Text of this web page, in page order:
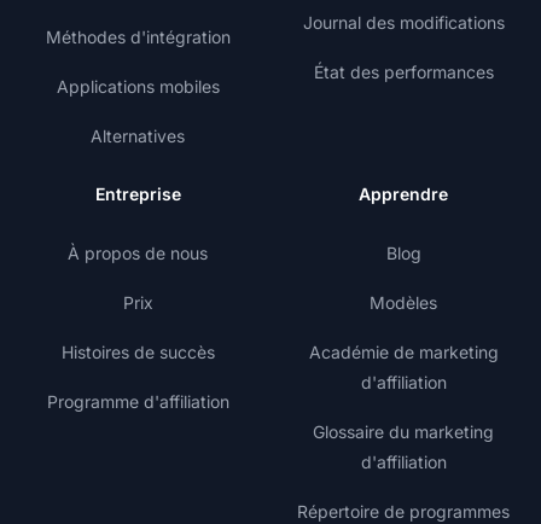
Méthodes d'intégration
Applications mobiles
Alternatives
Journal des modifications
État des performances
Entreprise
À propos de nous
Prix
Histoires de succès
Programme d'affiliation
Apprendre
Blog
Modèles
Académie de marketing
d'affiliation
Glossaire du marketing
d'affiliation
Répertoire de programmes